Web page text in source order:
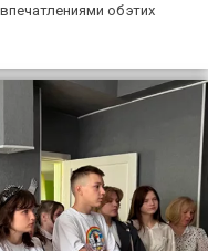
об этих